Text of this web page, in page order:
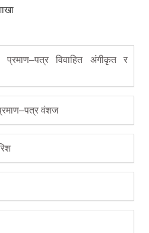
प्रमाण–पत्र विवाहित अंगीकृत र
वंशज